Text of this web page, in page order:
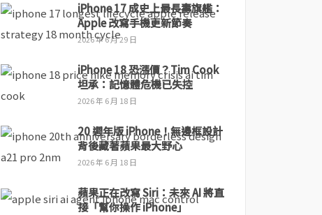
iPhone 17 成史上最長壽旗艦：
Apple 改寫手機更新節奏
2026 年 6 月 29 日
iPhone 18 恐漲價？Tim Cook
坦承：記憶體危機已失控
2026 年 6 月 18 日
20 週年版 iPhone！無邊框設計
背後藏著蘋果最大野心
2026 年 6 月 18 日
蘋果正在改寫 Siri：未來 AI 將直
接「幫你操作 iPhone」